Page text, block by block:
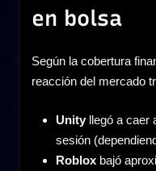
en bolsa
Según la cobertura
reacción del mercado
Unityllegó a caer
sesión
Roblox bajó